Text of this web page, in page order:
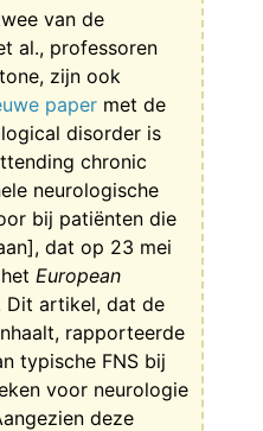
van de
al., professoren
zijn ook
paper met de
disorder is
chronic
neurologische
bij patiënten die
dat op 23 mei
European
Dit artikel, dat de
rapporteerde
typische FNS bij
voor neurologie
deze